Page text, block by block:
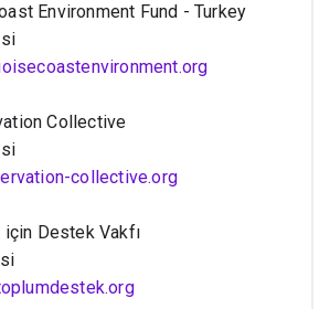
Environment Fund - Turkey
Collective
collective.org
Destek Vakfı